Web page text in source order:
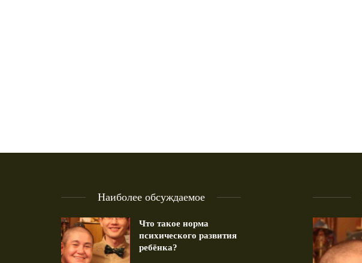
Наиболее обсуждаемое
Что такое норма
психического развития
ребёнка?